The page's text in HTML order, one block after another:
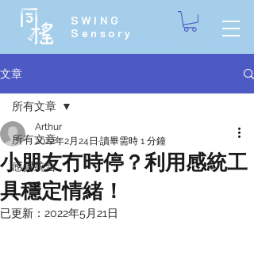
SWING
Sensory
文章
所有文章
感覺統合
所有文章
小朋友冇時停？利用感統工
具穩定情緒！
Arthur
2022年2月24日 讀畢需時 1 分鐘
已更新： 2022年5月21日